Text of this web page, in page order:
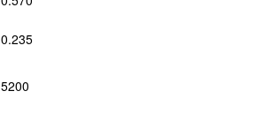
0.235
5200